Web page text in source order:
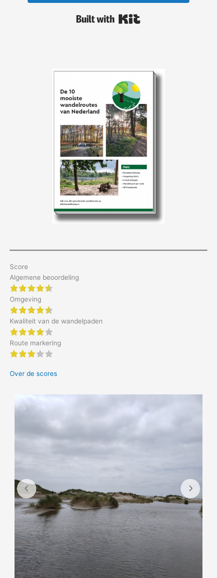
Score
Algemene beoordeling
Omgeving
Kwaliteit van de wandelpaden
Route markering
Over de scores